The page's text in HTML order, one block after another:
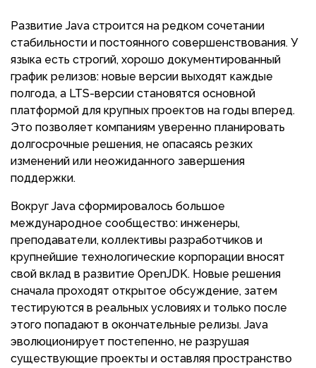
Развитие Java строится на редком сочетании
стабильности и постоянного совершенствования. У
языка есть строгий, хорошо документированный
график релизов: новые версии выходят каждые
полгода, а LTS-версии становятся основной
платформой для крупных проектов на годы вперед.
Это позволяет компаниям уверенно планировать
долгосрочные решения, не опасаясь резких
изменений или неожиданного завершения
поддержки.
Вокруг Java сформировалось большое
международное сообщество: инженеры,
преподаватели, коллективы разработчиков и
крупнейшие технологические корпорации вносят
свой вклад в развитие OpenJDK. Новые решения
сначала проходят открытое обсуждение, затем
тестируются в реальных условиях и только после
этого попадают в окончательные релизы. Java
эволюционирует постепенно, не разрушая
существующие проекты и оставляя пространство